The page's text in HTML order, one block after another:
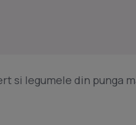
si legumele din punga